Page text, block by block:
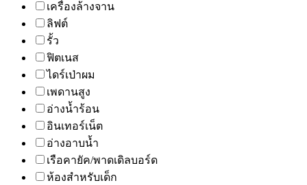
เครื่องล้างจาน
ลิฟต์
รั้ว
ฟิตเนส
ไดร์เป่าผม
เพดานสูง
อ่างน้ำร้อน
อินเทอร์เน็ต
อ่างอาบน้ำ
เรือคายัค/พาดเดิลบอร์ด
ห้องสำหรับเด็ก